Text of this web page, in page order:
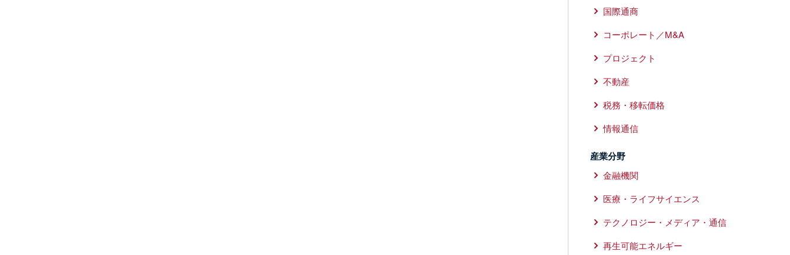
国際通商
コーポレート／M&A
プロジェクト
不動産
税務・移転価格
情報通信
産業分野
金融機関
医療・ライフサイエンス
テクノロジー・メディア・通信
再生可能エネルギー